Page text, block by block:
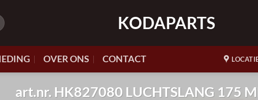
KODAPARTS
OVER ONS CONTACT
art.nr. HK827080 LUCHTSLANG 175